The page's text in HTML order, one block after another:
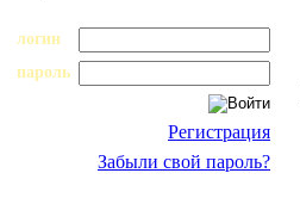
логин
пароль
Регистрация
Забыли свой пароль?